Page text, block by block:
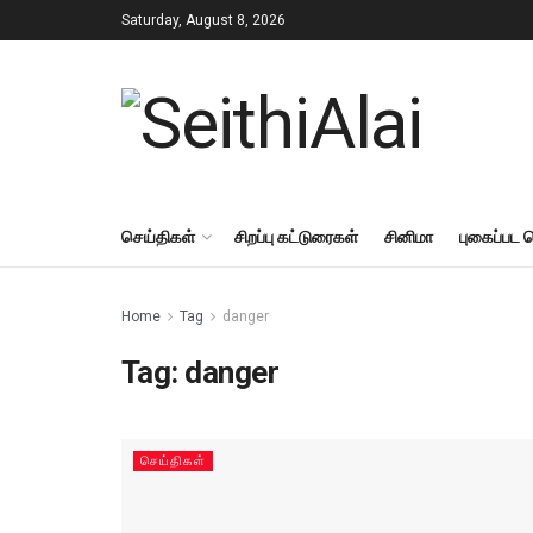
Saturday, August 8, 2026
செய்திகள் சிறப்பு கட்டுரைகள் சினிமா புகைப்பட
Home Tag danger
Tag: danger
செய்திகள்